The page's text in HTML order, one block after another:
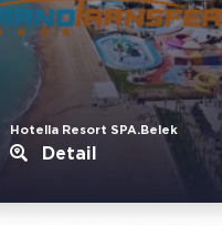
Hotella Resort SPA.Belek
Detail